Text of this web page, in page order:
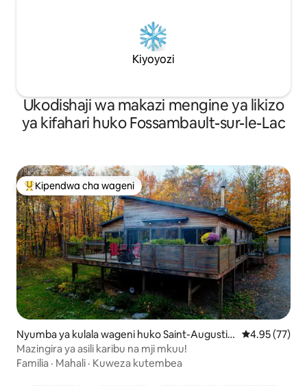
Kiyoyozi
Ukodishaji wa makazi mengine ya likizo
ya kifahari huko Fossambault-sur-le-Lac
Kipendwa maarufu cha wageni
Kipendwa cha wageni
Nyumba ya kulala wageni huko Saint-Augustin
-de-Desmaures
Ukadiriaji wa
4.95 (77)
Mazingira ya asili karibu na mji mkuu!
Familia · Mahali · Kuweza kutembea